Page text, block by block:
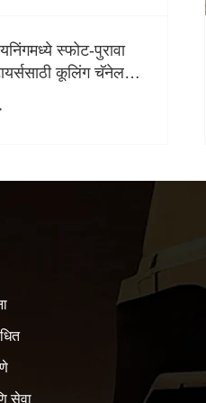
हेवी-ड्युटी मटेरियल
डिझेल फोर्कलिफ्ट ट्रक
सेवा